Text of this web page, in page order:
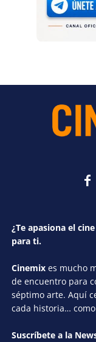
¿Te apasiona el
para ti.
Cinemix es mucho
de encuentro para
séptimo arte. Aquí
cada historia…
Suscríbete a la